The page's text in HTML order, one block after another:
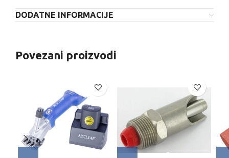
DODATNE INFORMACIJE
Povezani proizvodi